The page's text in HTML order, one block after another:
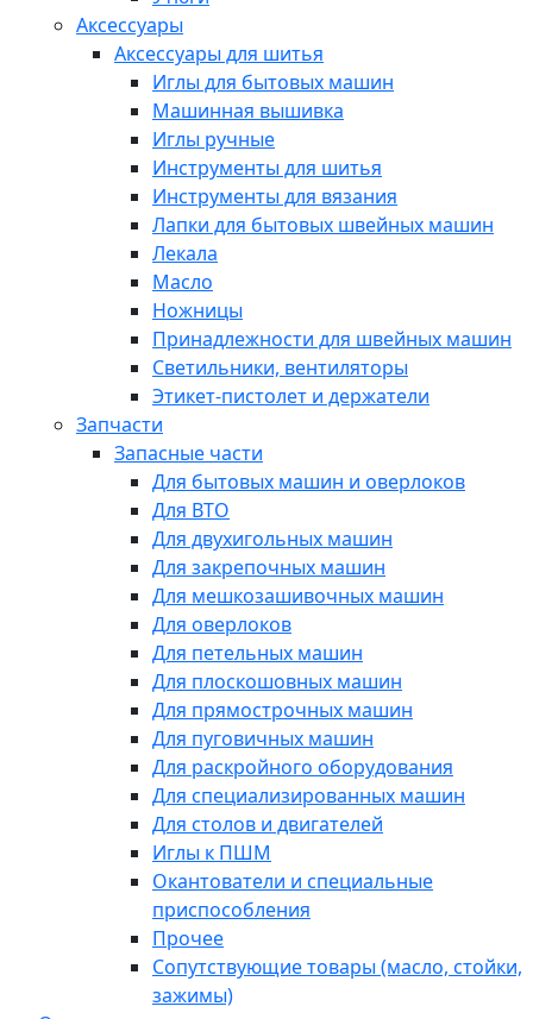
Аксессуары
Аксессуары для шитья
Иглы для бытовых машин
Машинная вышивка
Иглы ручные
Инструменты для шитья
Инструменты для вязания
Лапки для бытовых швейных машин
Лекала
Масло
Ножницы
Принадлежности для швейных машин
Светильники, вентиляторы
Этикет-пистолет и держатели
Запчасти
Запасные части
Для бытовых машин и оверлоков
Для ВТО
Для двухигольных машин
Для закрепочных машин
Для мешкозашивочных машин
Для оверлоков
Для петельных машин
Для плоскошовных машин
Для прямострочных машин
Для пуговичных машин
Для раскройного оборудования
Для специализированных машин
Для столов и двигателей
Иглы к ПШМ
Окантователи и специальные
приспособления
Прочее
Сопутствующие товары (масло, стойки,
зажимы)